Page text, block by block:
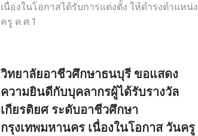
เนื่องในโอกาสได้รับการแต่งตั้ง ให้ดำรงตำแหน่ง
ครู ค.ศ.1
วิทยาลัยอาชีวศึกษาธนบุรี ขอแสดง
ความยินดีกับบุคลากรผู้ได้รับรางวัล
เกียรติยศ ระดับอาชีวศึกษา
กรุงเทพมหานคร เนื่องในโอกาส วันครู